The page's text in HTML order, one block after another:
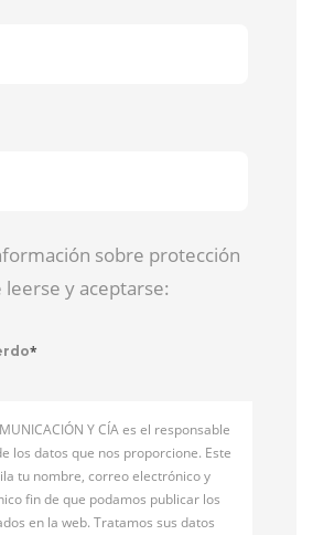
sobre protección
y aceptarse:
*
Y CÍA es el responsable
los datos que nos proporcione. Este
tu nombre, correo electrónico y
fin de que podamos publicar los
en la web. Tratamos sus datos